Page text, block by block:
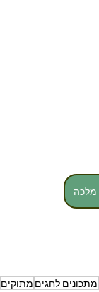
מלכה
מתכונים לחגים מתוקים